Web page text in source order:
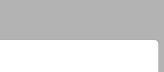
en twee vaste,